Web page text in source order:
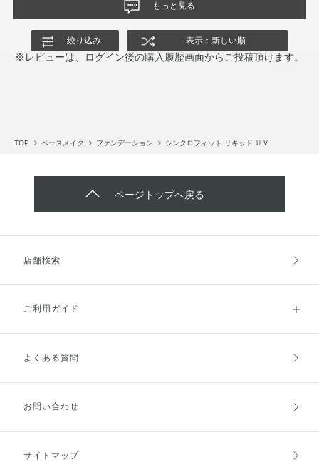
もっと見る
絞り込み 表示：新しい順
※レビューは、ログイン後の購入履歴画面からご投稿頂けます。
TOP ベースメイク ファンデーション シンクロフィット リキッド ＵＶ
ページトップへ戻る
店舗検索
ご利用ガイド
ご利用ガイドトップ
お支払方法
キャンセル・返品・交換
よくある質問
お問い合わせ
サイトマップ